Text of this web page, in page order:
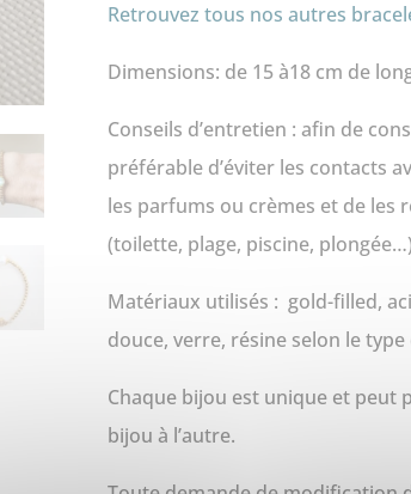
Retrouvez tous nos autres
Dimensions: de 15 à18 cm de
Conseils d’entretien : afin de
préférable d’éviter les contacts
les parfums ou crèmes et de les
(toilette, plage, piscine,
Matériaux utilisés : gold-filled,
douce, verre, résine selon le
Chaque bijou est unique et peut
bijou à l’autre.